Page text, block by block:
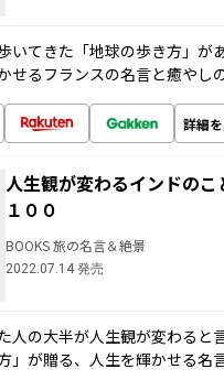
いてきた「地球の歩き方」が
せるフランスの名言と癒やし
詳細
人生観が変わるインドのこ
１００
BOOKS 旅の名言＆絶景
2022.07.14 発売
人の大半が人生観が変わると
」が贈る、人生を輝かせる名